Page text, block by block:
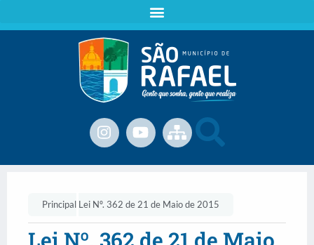
Principal Lei Nº. 362 de 21 de Maio de 2015